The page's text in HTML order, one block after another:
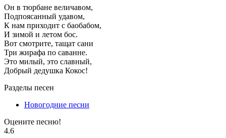
Он в тюрбане величавом,
Подпоясанный удавом,
К нам приходит с баобабом,
И зимой и летом бос.
Вот смотрите, тащат сани
Три жирафа по саванне.
Это милый, это славный,
Добрый дедушка Кокос!
Разделы песен
Новогодние песни
Оцените песню!
4.6